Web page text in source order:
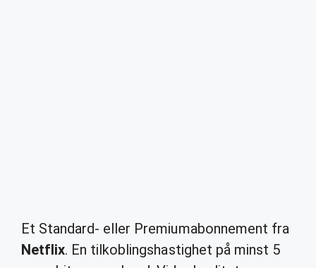
Et Standard- eller Premiumabonnement fra
Netflix. En tilkoblingshastighet på minst 5